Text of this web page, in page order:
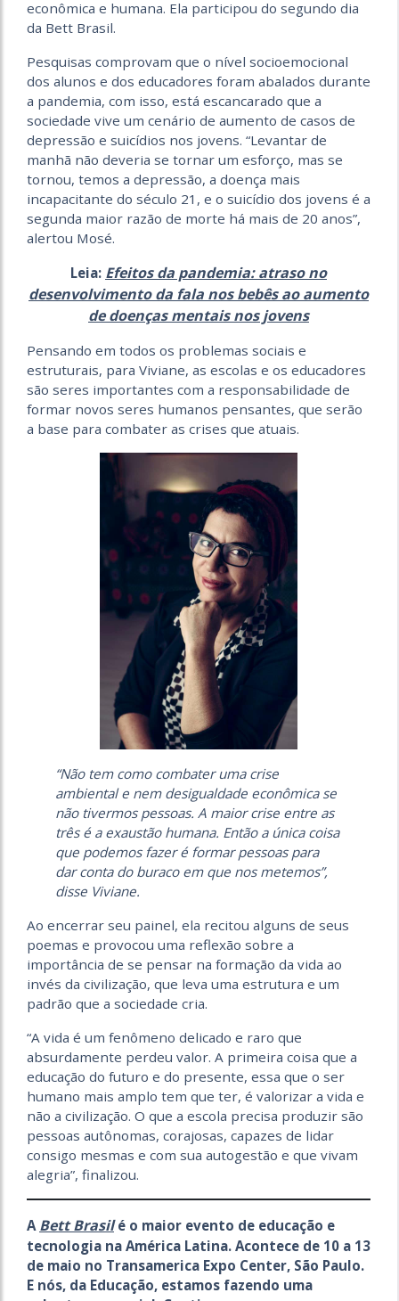
econômica e humana. Ela participou do segundo dia
da Bett Brasil.
Pesquisas comprovam que o nível socioemocional
dos alunos e dos educadores foram abalados durante
a pandemia, com isso, está escancarado que a
sociedade vive um cenário de aumento de casos de
depressão e suicídios nos jovens. “Levantar de
manhã não deveria se tornar um esforço, mas se
tornou, temos a depressão, a doença mais
incapacitante do século 21, e o suicídio dos jovens é a
segunda maior razão de morte há mais de 20 anos”,
alertou Mosé.
Leia: Efeitos da pandemia: atraso no
desenvolvimento da fala nos bebês ao aumento
de doenças mentais nos jovens
Pensando em todos os problemas sociais e
estruturais, para Viviane, as escolas e os educadores
são seres importantes com a responsabilidade de
formar novos seres humanos pensantes, que serão
a base para combater as crises que atuais.
“Não tem como combater uma crise
ambiental e nem desigualdade econômica se
não tivermos pessoas. A maior crise entre as
três é a exaustão humana. Então a única coisa
que podemos fazer é formar pessoas para
dar conta do buraco em que nos metemos”,
disse Viviane.
Ao encerrar seu painel, ela recitou alguns de seus
poemas e provocou uma reflexão sobre a
importância de se pensar na formação da vida ao
invés da civilização, que leva uma estrutura e um
padrão que a sociedade cria.
“A vida é um fenômeno delicado e raro que
absurdamente perdeu valor. A primeira coisa que a
educação do futuro e do presente, essa que o ser
humano mais amplo tem que ter, é valorizar a vida e
não a civilização. O que a escola precisa produzir são
pessoas autônomas, corajosas, capazes de lidar
consigo mesmas e com sua autogestão e que vivam
alegria”, finalizou.
A Bett Brasilé o maior evento de educação e
tecnologia na América Latina. Acontece de 10 a 13
de maio no Transamerica Expo Center, São Paulo.
E nós, da Educação, estamos fazendo uma